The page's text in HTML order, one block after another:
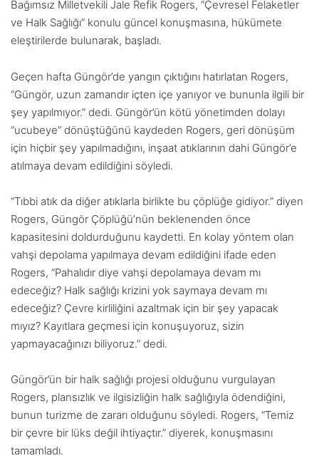
Bağımsız Milletvekili Jale Refik Rogers, “Çevresel Felaketler
ve Halk Sağlığı” konulu güncel konuşmasına, hükümete
eleştirilerde bulunarak, başladı.
Geçen hafta Güngör’de yangın çıktığını hatırlatan Rogers,
“Güngör, uzun zamandır içten içe yanıyor ve bununla ilgili bir
şey yapılmıyor.” dedi. Güngör’ün kötü yönetimden dolayı
“ucubeye” dönüştüğünü kaydeden Rogers, geri dönüşüm
için hiçbir şey yapılmadığını, inşaat atıklarının dahi Güngör’e
atılmaya devam edildiğini söyledi.
“Tıbbi atık da diğer atıklarla birlikte bu çöplüğe gidiyor.” diyen
Rogers, Güngör Çöplüğü’nün beklenenden önce
kapasitesini doldurduğunu kaydetti. En kolay yöntem olan
vahşi depolama yapılmaya devam edildiğini ifade eden
Rogers, “Pahalıdır diye vahşi depolamaya devam mı
edeceğiz? Halk sağlığı krizini yok saymaya devam mı
edeceğiz? Çevre kirliliğini azaltmak için bir şey yapacak
mıyız? Kayıtlara geçmesi için konuşuyoruz, sizin
yapmayacağınızı biliyoruz.” dedi.
Güngör’ün bir halk sağlığı projesi olduğunu vurgulayan
Rogers, plansızlık ve ilgisizliğin halk sağlığıyla ödendiğini,
bunun turizme de zararı olduğunu söyledi. Rogers, “Temiz
bir çevre bir lüks değil ihtiyaçtır.” diyerek, konuşmasını
tamamladı.